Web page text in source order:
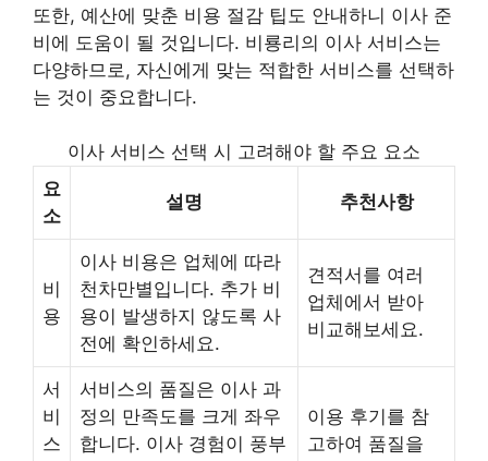
또한, 예산에 맞춘 비용 절감 팁도 안내하니 이사 준
비에 도움이 될 것입니다. 비룡리의 이사 서비스는
다양하므로, 자신에게 맞는 적합한 서비스를 선택하
는 것이 중요합니다.
이사 서비스 선택 시 고려해야 할 주요 요소
요
소
설명 추천사항
비
용
이사 비용은 업체에 따라
천차만별입니다. 추가 비
용이 발생하지 않도록 사
전에 확인하세요.
견적서를 여러
업체에서 받아
비교해보세요.
서
비
스
서비스의 품질은 이사 과
정의 만족도를 크게 좌우
합니다. 이사 경험이 풍부
이용 후기를 참
고하여 품질을